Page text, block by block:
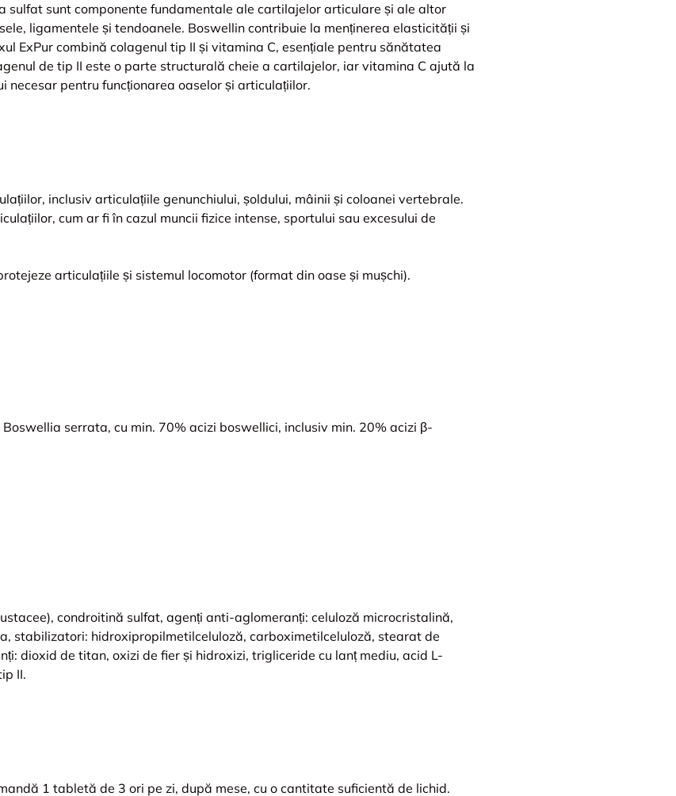
sulfat sunt componente fundamentale ale cartilajelor articulare și ale altor
ligamentele și tendoanele. Boswellin contribuie la menținerea elasticității și
ExPur combină colagenul tip II și vitamina C, esențiale pentru sănătatea
de tip II este o parte structurală cheie a cartilajelor, iar vitamina C ajută la
necesar pentru funcționarea oaselor și articulațiilor.
inclusiv articulațiile genunchiului, șoldului, mâinii și coloanei vertebrale.
cum ar fi în cazul muncii fizice intense, sportului sau excesului de
articulațiile și sistemul locomotor (format din oase și mușchi).
serrata, cu min. 70% acizi boswellici, inclusiv min. 20% acizi β-
condroitină sulfat, agenți anti-aglomeranți: celuloză microcristalină,
stabilizatori: hidroxipropilmetilceluloză, carboximetilceluloză, stearat de
dioxid de titan, oxizi de fier și hidroxizi, trigliceride cu lanț mediu, acid L-
II.
1 tabletă de 3 ori pe zi, după mese, cu o cantitate suficientă de lichid.